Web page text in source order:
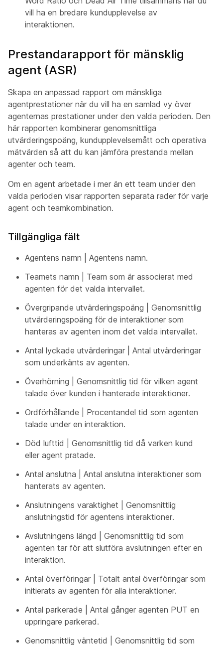
vill ha en bredare kundupplevelse av
interaktionen.
Prestandarapport för mänsklig
agent (ASR)
Skapa en anpassad rapport om mänskliga
agentprestationer när du vill ha en samlad vy över
agenternas prestationer under den valda perioden. Den
här rapporten kombinerar genomsnittliga
utvärderingspoäng, kundupplevelsemått och operativa
mätvärden så att du kan jämföra prestanda mellan
agenter och team.
Om en agent arbetade i mer än ett team under den
valda perioden visar rapporten separata rader för varje
agent och teamkombination.
Tillgängliga fält
Agentens namn | Agentens namn.
Teamets namn | Team som är associerat med
agenten för det valda intervallet.
Övergripande utvärderingspoäng | Genomsnittlig
utvärderingspoäng för de interaktioner som
hanteras av agenten inom det valda intervallet.
Antal lyckade utvärderingar | Antal utvärderingar
som underkänts av agenten.
Överhörning | Genomsnittlig tid för vilken agent
talade över kunden i hanterade interaktioner.
Ordförhållande | Procentandel tid som agenten
talade under en interaktion.
Död lufttid | Genomsnittlig tid då varken kund
eller agent pratade.
Antal anslutna | Antal anslutna interaktioner som
hanterats av agenten.
Anslutningens varaktighet | Genomsnittlig
anslutningstid för agentens interaktioner.
Avslutningens längd | Genomsnittlig tid som
agenten tar för att slutföra avslutningen efter en
interaktion.
Antal överföringar | Totalt antal överföringar som
initierats av agenten för alla interaktioner.
Antal parkerade | Antal gånger agenten PUT en
uppringare parkerad.
Genomsnittlig väntetid | Genomsnittlig tid som